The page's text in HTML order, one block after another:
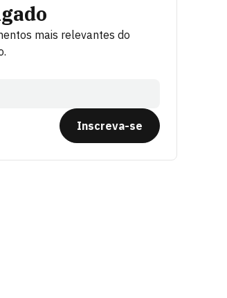
mais relevantes do
Inscreva-se